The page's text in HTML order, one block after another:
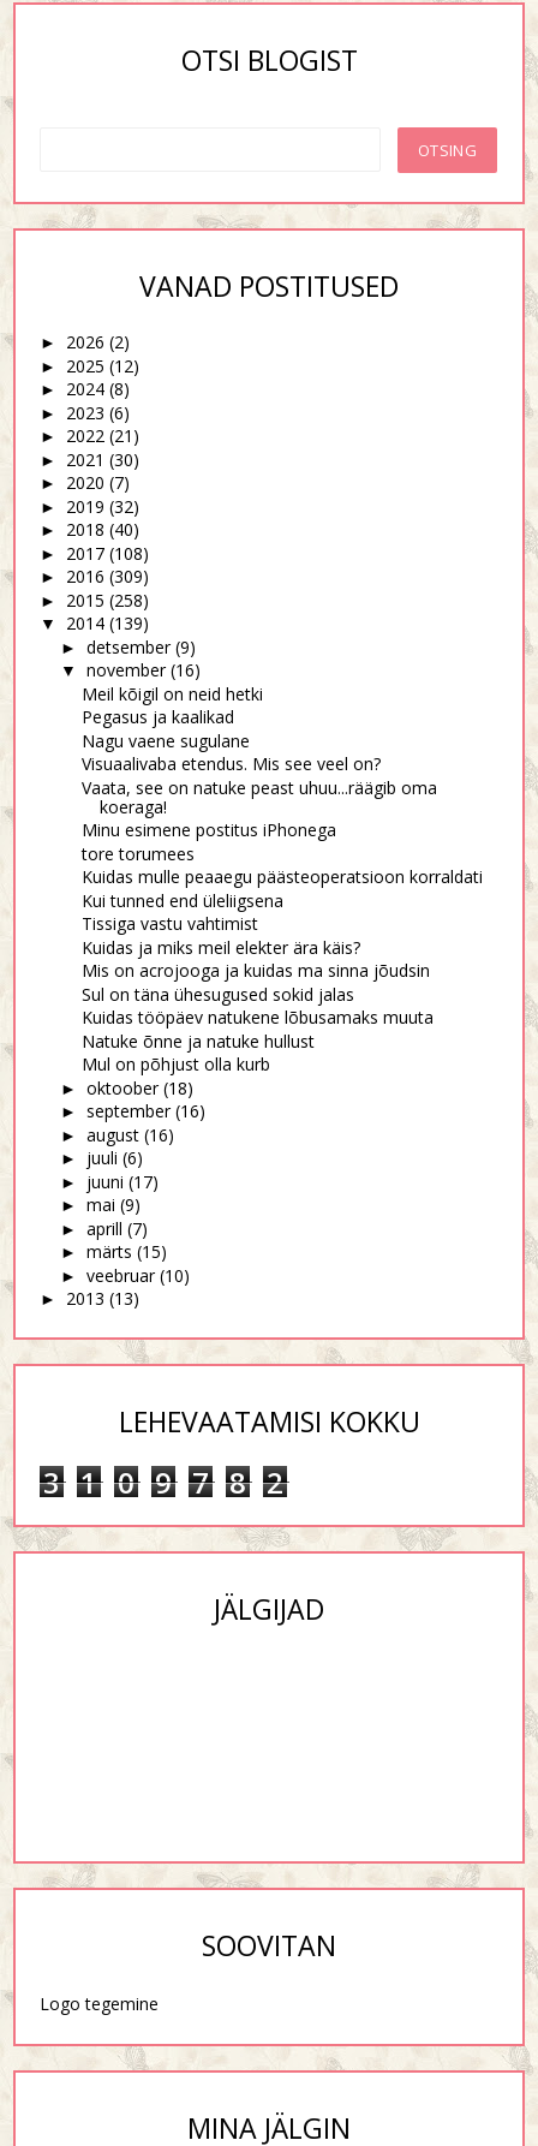
OTSI BLOGIST
VANAD POSTITUSED
► 2026 (2)
► 2025 (12)
► 2024 (8)
► 2023 (6)
► 2022 (21)
► 2021 (30)
► 2020 (7)
► 2019 (32)
► 2018 (40)
► 2017 (108)
► 2016 (309)
► 2015 (258)
▼ 2014 (139)
► detsember (9)
▼ november (16)
Meil kõigil on neid hetki
Pegasus ja kaalikad
Nagu vaene sugulane
Visuaalivaba etendus. Mis see veel on?
Vaata, see on natuke peast uhuu...räägib oma
koeraga!
Minu esimene postitus iPhonega
tore torumees
Kuidas mulle peaaegu päästeoperatsioon korraldati
Kui tunned end üleliigsena
Tissiga vastu vahtimist
Kuidas ja miks meil elekter ära käis?
Mis on acrojooga ja kuidas ma sinna jõudsin
Sul on täna ühesugused sokid jalas
Kuidas tööpäev natukene lõbusamaks muuta
Natuke õnne ja natuke hullust
Mul on põhjust olla kurb
► oktoober (18)
► september (16)
► august (16)
► juuli (6)
► juuni (17)
► mai (9)
► aprill (7)
► märts (15)
► veebruar (10)
► 2013 (13)
LEHEVAATAMISI KOKKU
3 1 0 9 7 8 2
JÄLGIJAD
SOOVITAN
Logo tegemine
MINA JÄLGIN